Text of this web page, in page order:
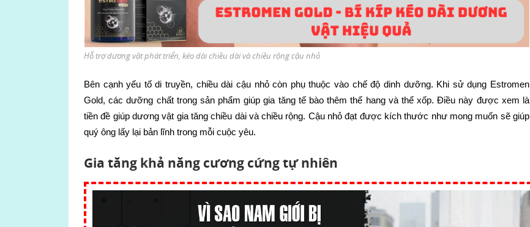
Hỗ trợ dương vật phát triển, kéo dài chiều dài và chiều rộng cậu nhỏ
Bên cạnh yếu tố di truyền, chiều dài cậu nhỏ còn phụ thuộc vào chế độ dinh dưỡng. Khi sử dụng Estromen
Gold, các dưỡng chất trong sản phẩm giúp gia tăng tế bào thêm thể hang và thể xốp. Điều này được xem là
tiền đề giúp dương vật gia tăng chiều dài và chiều rộng. Cậu nhỏ đạt được kích thước như mong muốn sẽ giúp
quý ông lấy lại bản lĩnh trong mỗi cuộc yêu.
Gia tăng khả năng cương cứng tự nhiên